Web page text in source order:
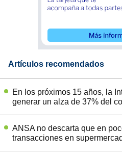
Artículos recomendados
En los próximos 15 años, la
generar un alza de 37% del
ANSA no descarta que en
transacciones en